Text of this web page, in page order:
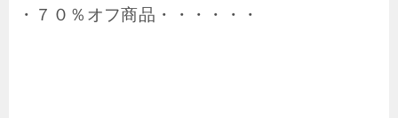
・７０％オフ商品・・・・・・